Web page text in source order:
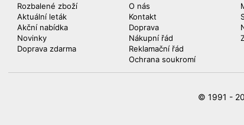
Rozbalené zboží
Aktuální leták
Akční nabídka
Novinky
Doprava zdarma
O nás
Kontakt
Doprava
Nákupní řád
Reklamační řád
Ochrana soukromí
© 1991 -